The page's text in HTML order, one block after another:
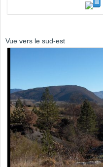
Vue vers le sud-est